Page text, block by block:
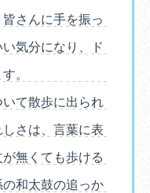
さんに手を振っ
気分になり、ド
。
て散歩に出られ
さは、言葉に表
無くても歩ける
和太鼓の追っか